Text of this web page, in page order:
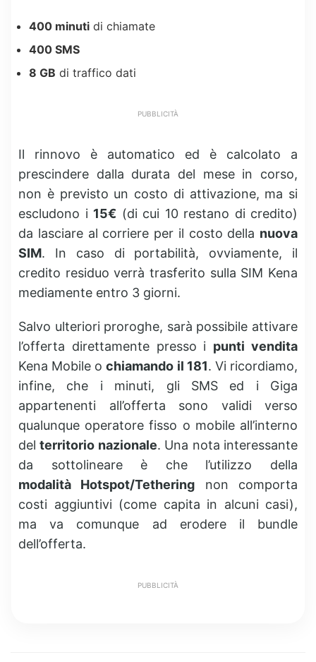
400 minuti di chiamate
400 SMS
8 GB di traffico dati
PUBBLICITÀ
Il rinnovo è automatico ed è calcolato a
prescindere dalla durata del mese in corso,
non è previsto un costo di attivazione, ma si
escludono i 15€ (di cui 10 restano di credito)
da lasciare al corriere per il costo della nuova
SIM. In caso di portabilità, ovviamente, il
credito residuo verrà trasferito sulla SIM Kena
mediamente entro 3 giorni.
Salvo ulteriori proroghe, sarà possibile attivare
l’offerta direttamente presso i punti vendita
Kena Mobile ochiamando il 181. Vi ricordiamo,
infine, che i minuti, gli SMS ed i Giga
appartenenti all’offerta sono validi verso
qualunque operatore fisso o mobile all’interno
delterritorio nazionale. Una nota interessante
da sottolineare è che l’utilizzo della
modalità Hotspot/Tethering non comporta
costi aggiuntivi (come capita in alcuni casi),
ma va comunque ad erodere il bundle
dell’offerta.
PUBBLICITÀ